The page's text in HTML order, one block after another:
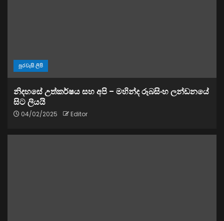
පුරවැසි ලිපි
නිදහසේ උත්කර්ෂය සහ අපි – මහින්ද රූබසිංහ ලන්ඩනයේ
සිට ලියයි
04/02/2025 Editor